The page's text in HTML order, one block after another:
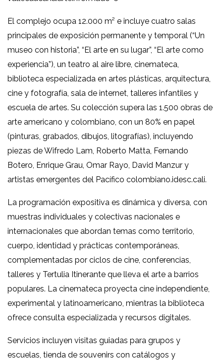
El complejo ocupa 12.000 m² e incluye cuatro salas
principales de exposición permanente y temporal (“Un
museo con historia”, “El arte en su lugar”, “El arte como
experiencia”), un teatro al aire libre, cinemateca,
biblioteca especializada en artes plásticas, arquitectura,
cine y fotografía, sala de internet, talleres infantiles y
escuela de artes. Su colección supera las 1.500 obras de
arte americano y colombiano, con un 80% en papel
(pinturas, grabados, dibujos, litografías), incluyendo
piezas de Wifredo Lam, Roberto Matta, Fernando
Botero, Enrique Grau, Omar Rayo, David Manzur y
artistas emergentes del Pacífico colombiano.idesc.cali.
La programación expositiva es dinámica y diversa, con
muestras individuales y colectivas nacionales e
internacionales que abordan temas como territorio,
cuerpo, identidad y prácticas contemporáneas,
complementadas por ciclos de cine, conferencias,
talleres y Tertulia Itinerante que lleva el arte a barrios
populares. La cinemateca proyecta cine independiente,
experimental y latinoamericano, mientras la biblioteca
ofrece consulta especializada y recursos digitales.
Servicios incluyen visitas guiadas para grupos y
escuelas, tienda de souvenirs con catálogos y